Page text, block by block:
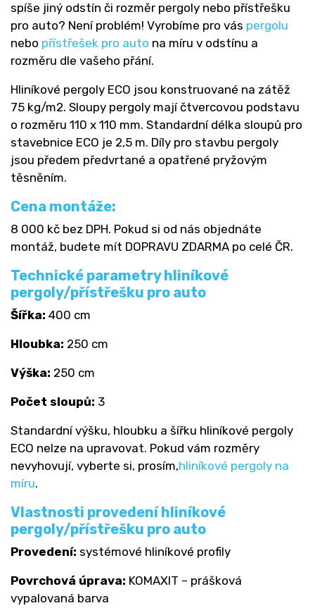
spíše jiný odstín či rozměr pergoly nebo přístřešku
pro auto? Není problém! Vyrobíme pro vás pergolu
nebo přístřešek pro auto na míru v odstínu a
rozměru dle vašeho přání.
Hliníkové pergoly ECO jsou konstruované na zátěž
75 kg/m2. Sloupy pergoly mají čtvercovou podstavu
o rozměru 110 x 110 mm. Standardní délka sloupů pro
stavebnice ECO je 2,5 m. Díly pro stavbu pergoly
jsou předem předvrtané a opatřené pryžovým
těsněním.
Cena montáže:
8 000 kč bez DPH. Pokud si od nás objednáte
montáž, budete mít DOPRAVU ZDARMA po celé ČR.
Technické parametry hliníkové
pergoly/přístřešku pro auto
Šířka: 400 cm
Hloubka: 250 cm
Výška: 250 cm
Počet sloupů: 3
Standardní výšku, hloubku a šířku hliníkové pergoly
ECO nelze na upravovat. Pokud vám rozměry
nevyhovují, vyberte si, prosím,hliníkové pergoly na
míru.
Vlastnosti provedení hliníkové
pergoly/přístřešku pro auto
Provedení: systémové hliníkové profily
Povrchová úprava: KOMAXIT – prášková
vypalovaná barva